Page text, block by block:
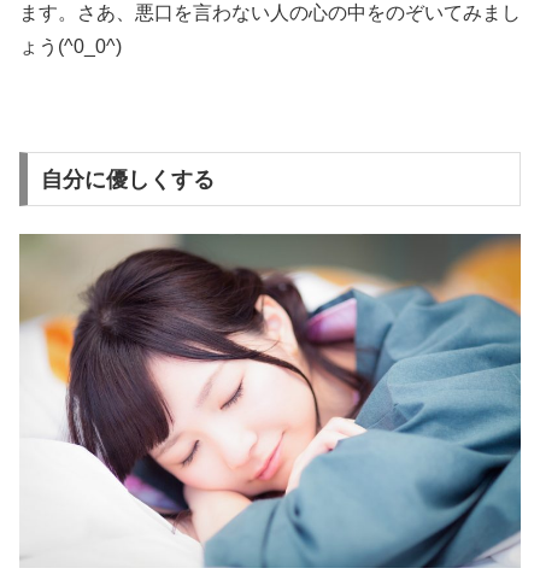
ます。さあ、悪口を言わない人の心の中をのぞいてみまし
ょう(^0_0^)
自分に優しくする